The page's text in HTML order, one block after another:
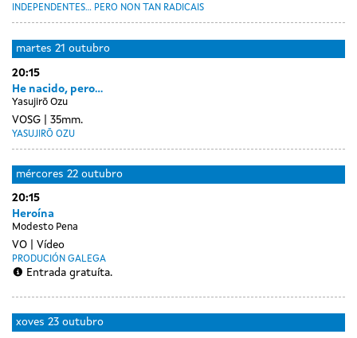
INDEPENDENTES... PERO NON TAN RADICAIS
luns
outubro
Day
without
sessions
martes 21 outubro
20:15
He nacido, pero...
Yasujirō Ozu
VOSG 35mm.
YASUJIRŌ OZU
mércores 22 outubro
20:15
Heroína
Modesto Pena
VO Vídeo
PRODUCIÓN GALEGA
Entrada gratuíta.
xoves 23 outubro